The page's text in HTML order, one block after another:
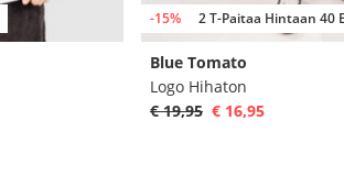
-15% 2 T-Paitaa Hintaan 40
Blue Tomato
Logo Hihaton
€ 19,95 € 16,95